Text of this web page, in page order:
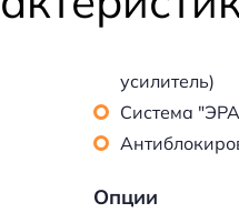
усилитель)
Система
Опции